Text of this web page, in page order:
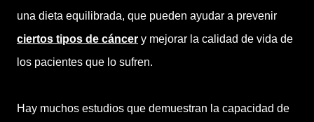
una dieta equilibrada, que pueden ayudar a prevenir
ciertos tipos de cáncer y mejorar la calidad de vida de
los pacientes que lo sufren.
Hay muchos estudios que demuestran la capacidad de